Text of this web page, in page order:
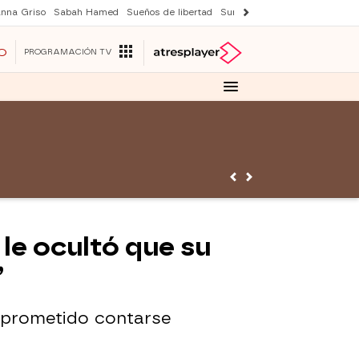
Griso Sabah Hamed Sueños de libertad Suri y Tom Cruise
PROGRAMACIÓN TV
ocultó que su
contarse